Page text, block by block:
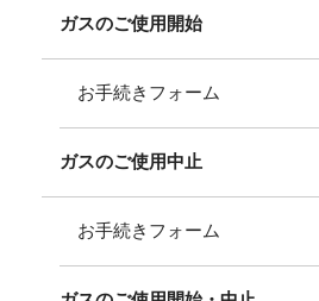
ガスのご使用開始
お手続きフォーム
ガスのご使用中止
お手続きフォーム